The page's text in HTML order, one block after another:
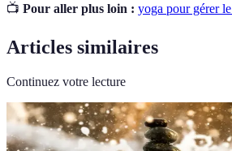
📺 Pour aller plus loin : yoga pour gérer le
Articles similaires
Continuez votre lecture